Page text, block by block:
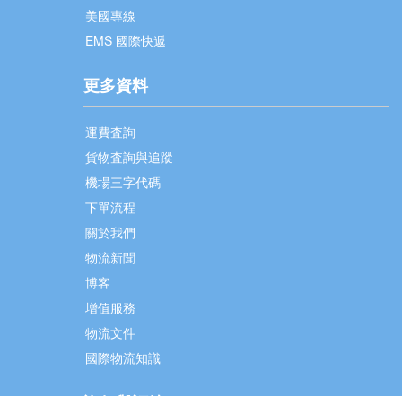
美國專線
EMS 國際快遞
更多資料
運費査詢
貨物査詢與追蹤
機場三字代碼
下單流程
關於我們
物流新聞
博客
增值服務
物流文件
國際物流知識